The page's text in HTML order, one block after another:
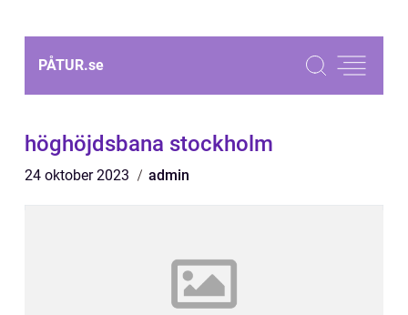
PÅTUR.se
höghöjdsbana stockholm
24 oktober 2023 admin